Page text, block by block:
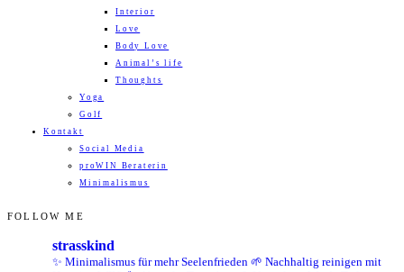
Interior
Love
Body Love
Animal’s life
Thoughts
Yoga
Golf
Kontakt
Social Media
proWIN Beraterin
Minimalismus
FOLLOW ME
strasskind
✨ Minimalismus für mehr Seelenfrieden 🌱 Nachhaltig reinigen mit